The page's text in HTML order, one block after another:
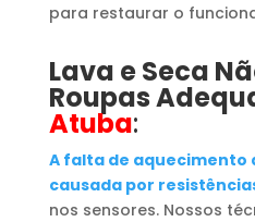
para restaurar o
Lava e Seca
Roupas
Atuba:
A falta de aquecimento
causada por
nos sensores. Nossos